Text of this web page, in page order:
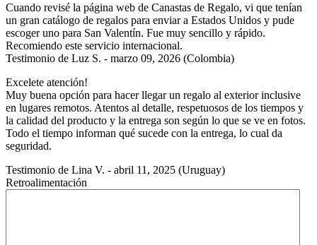
Cuando revisé la página web de Canastas de Regalo, vi que tenían
un gran catálogo de regalos para enviar a Estados Unidos y pude
escoger uno para San Valentín. Fue muy sencillo y rápido.
Recomiendo este servicio internacional.
Testimonio de Luz S. - marzo 09, 2026 (Colombia)
Excelete atención!
Muy buena opción para hacer llegar un regalo al exterior inclusive
en lugares remotos. Atentos al detalle, respetuosos de los tiempos y
la calidad del producto y la entrega son según lo que se ve en fotos.
Todo el tiempo informan qué sucede con la entrega, lo cual da
seguridad.
Testimonio de Lina V. - abril 11, 2025 (Uruguay)
Retroalimentación